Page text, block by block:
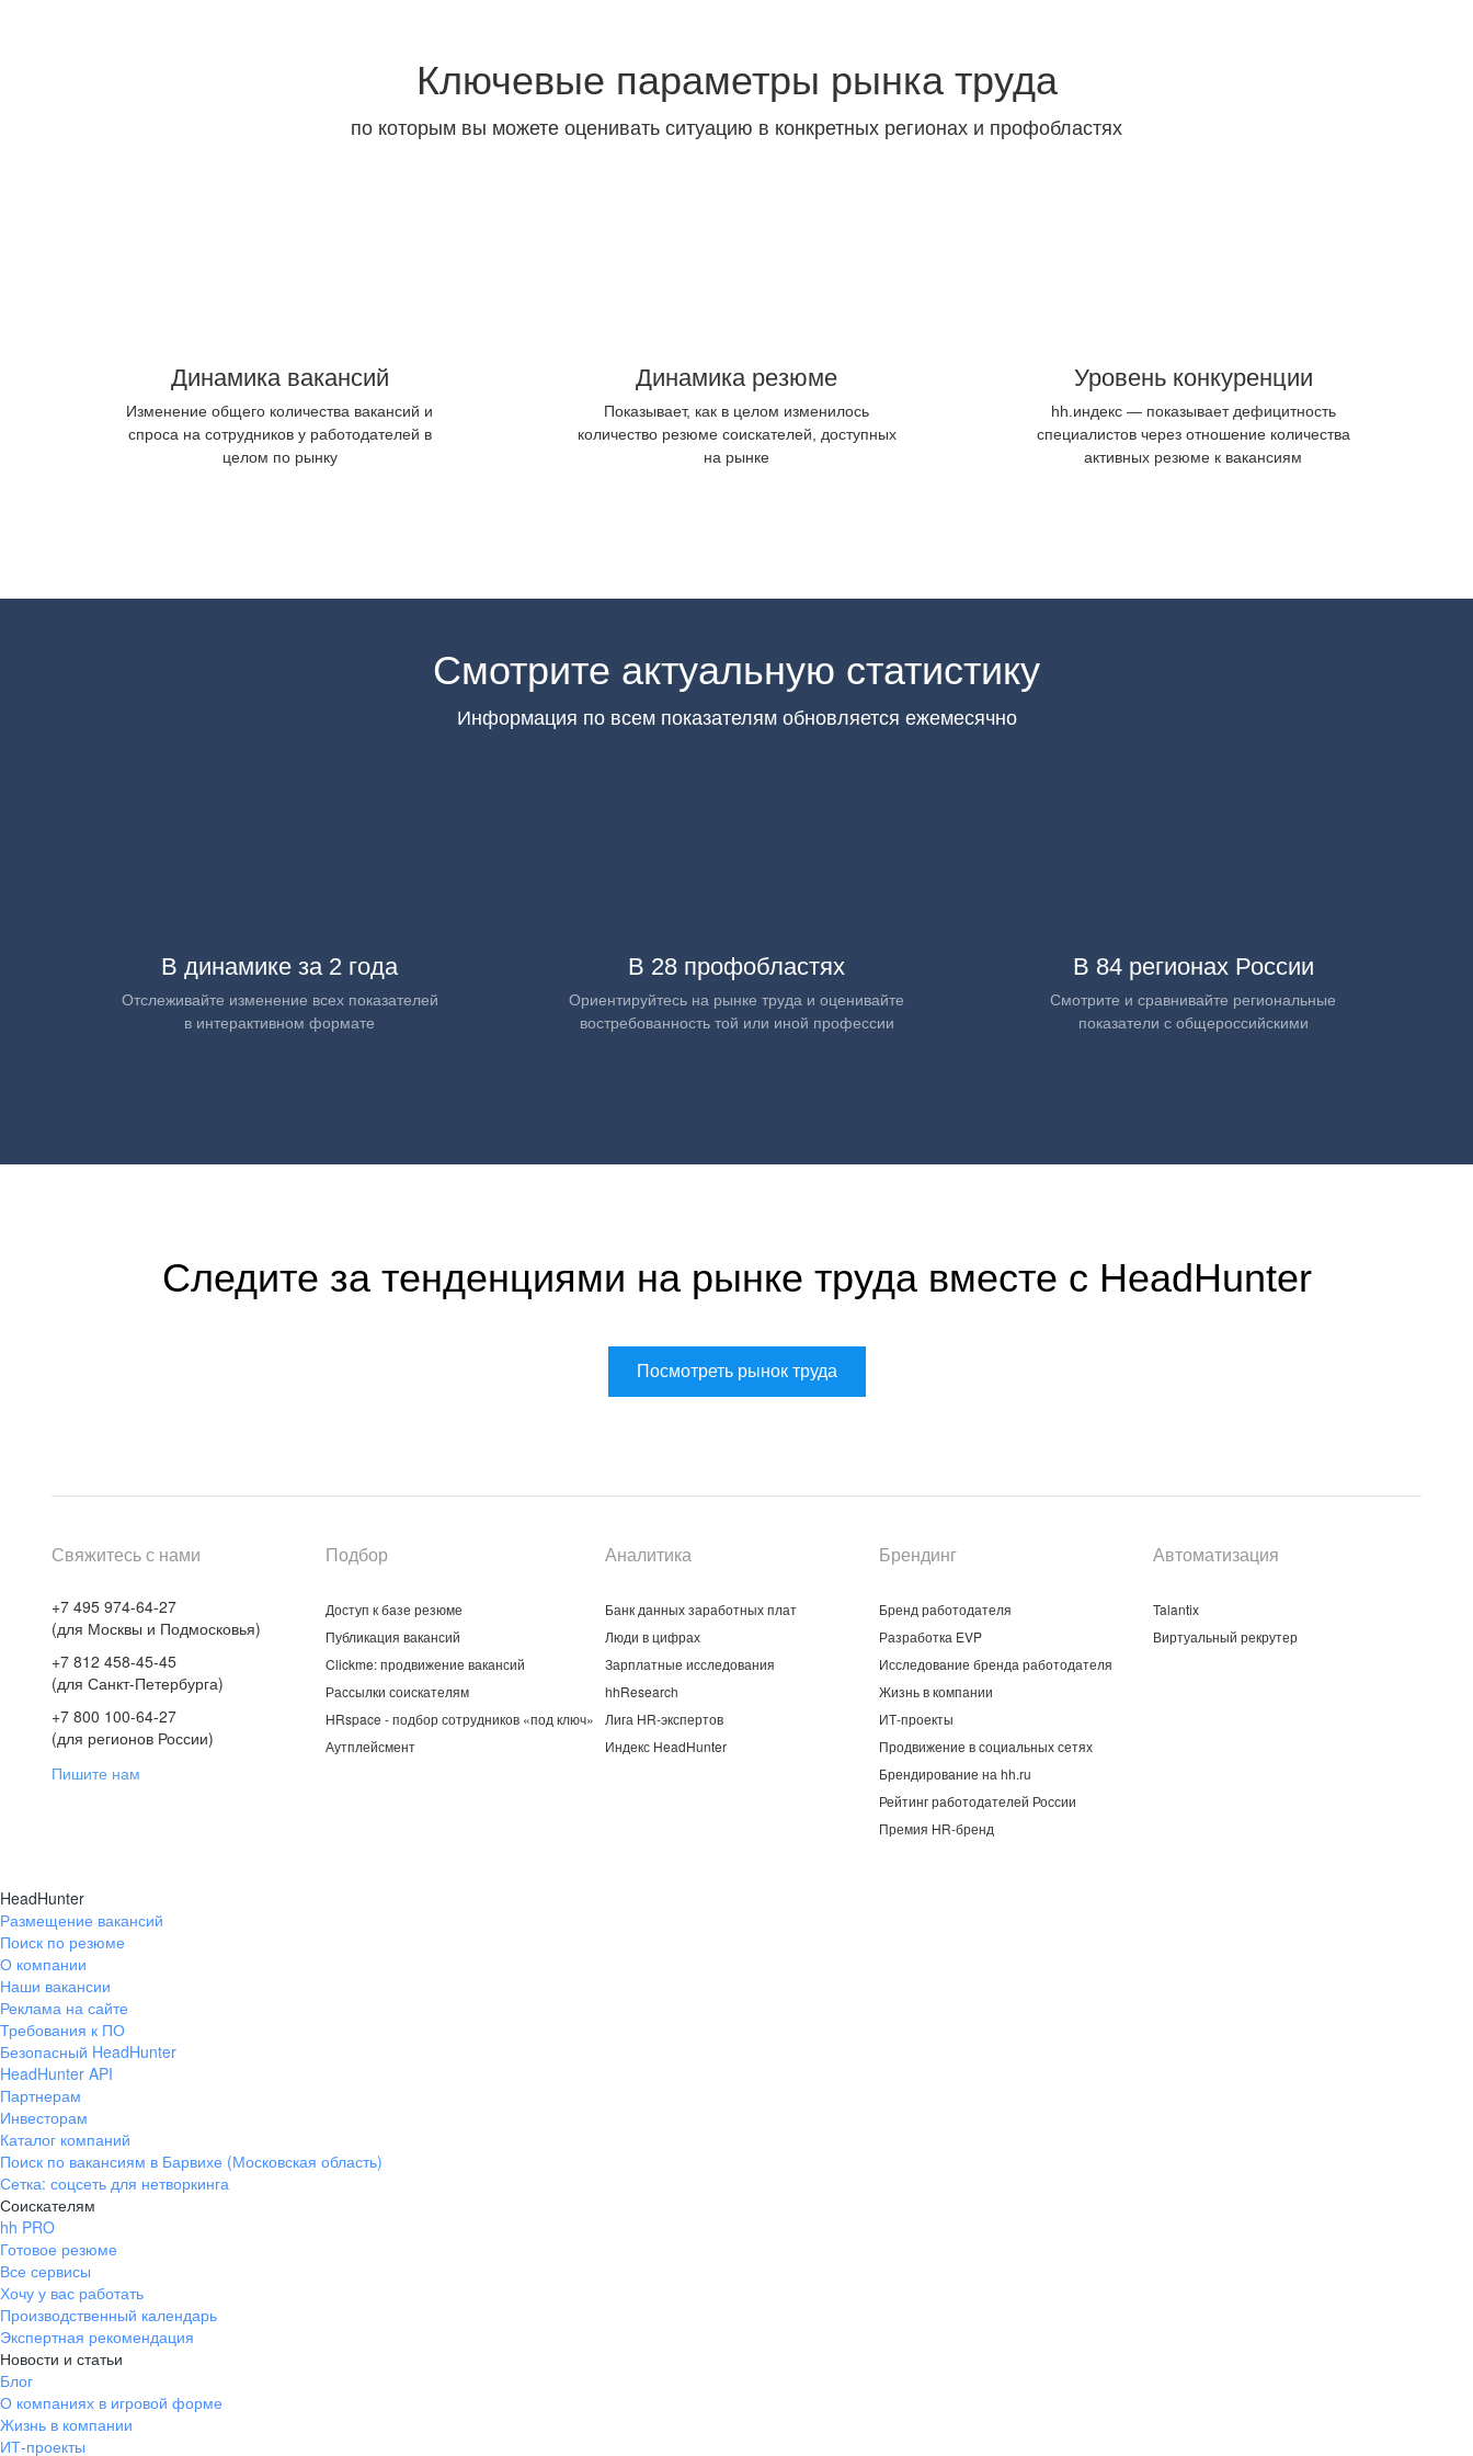
Ключевые параметры рынка труда
по которым вы можете оценивать ситуацию в конкретных регионах и профобластях
Динамика вакансий
Изменение общего количества вакансий и
спроса на сотрудников у работодателей в
целом по рынку
Динамика резюме
Показывает, как в целом изменилось
количество резюме соискателей, доступных
на рынке
Уровень конкуренции
hh.индекс — показывает дефицитность
специалистов через отношение количества
активных резюме к вакансиям
Смотрите актуальную статистику
Информация по всем показателям обновляется ежемесячно
В динамике за 2 года
Отслеживайте изменение всех показателей
в интерактивном формате
В 28 профобластях
Ориентируйтесь на рынке труда и оценивайте
востребованность той или иной профессии
В 84 регионах России
Смотрите и сравнивайте региональные
показатели с общероссийскими
Следите за тенденциями на рынке труда вместе с HeadHunter
Посмотреть рынок труда
Свяжитесь с нами
+7 495 974-64-27
(для Москвы и Подмосковья)
+7 812 458-45-45
(для Санкт-Петербурга)
+7 800 100-64-27
(для регионов России)
Пишите нам
Подбор
Доступ к базе резюме
Публикация вакансий
Clickme: продвижение вакансий
Рассылки соискателям
HRspace - подбор сотрудников «под ключ»
Аутплейсмент
Аналитика
Банк данных заработных плат
Люди в цифрах
Зарплатные исследования
hhResearch
Лига HR-экспертов
Индекс HeadHunter
Брендинг
Бренд работодателя
Разработка EVP
Исследование бренда работодателя
Жизнь в компании
ИТ-проекты
Продвижение в социальных сетях
Брендирование на hh.ru
Рейтинг работодателей России
Премия HR-бренд
Автоматизация
Talantix
Виртуальный рекрутер
HeadHunter
Размещение вакансий
Поиск по резюме
О компании
Наши вакансии
Реклама на сайте
Требования к ПО
Безопасный HeadHunter
HeadHunter API
Партнерам
Инвесторам
Каталог компаний
Поиск по вакансиям в Барвихе (Московская область)
Сетка: соцсеть для нетворкинга
Соискателям
hh PRO
Готовое резюме
Все сервисы
Хочу у вас работать
Производственный календарь
Экспертная рекомендация
Новости и статьи
Блог
О компаниях в игровой форме
Жизнь в компании
ИТ-проекты